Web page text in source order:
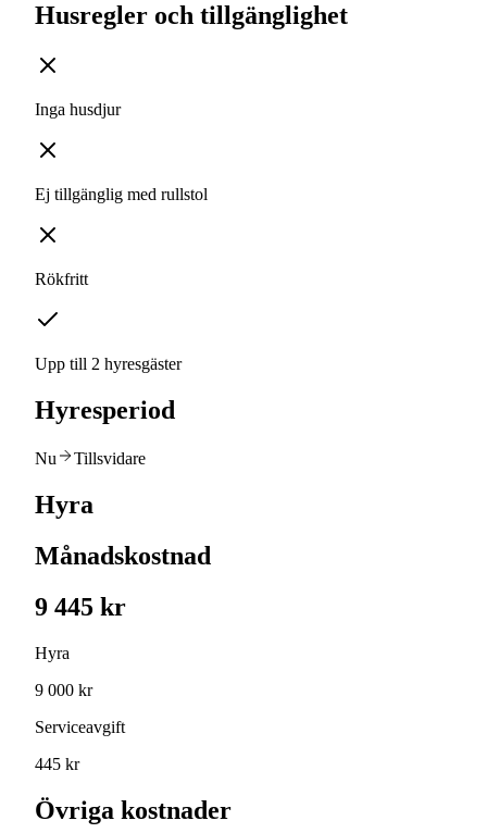
Husregler och tillgänglighet
Inga husdjur
Ej tillgänglig med rullstol
Rökfritt
Upp till 2 hyresgäster
Hyresperiod
Nu Tillsvidare
Hyra
Månadskostnad
9 445 kr
Hyra
9 000 kr
Serviceavgift
445 kr
Övriga kostnader